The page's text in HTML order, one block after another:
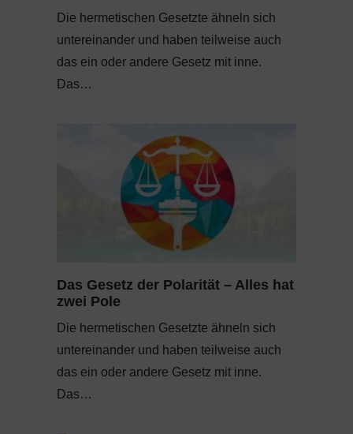
Die hermetischen Gesetzte ähneln sich
untereinander und haben teilweise auch
das ein oder andere Gesetz mit inne.
Das…
Das Gesetz der Polarität – Alles hat
zwei Pole
Die hermetischen Gesetzte ähneln sich
untereinander und haben teilweise auch
das ein oder andere Gesetz mit inne.
Das…